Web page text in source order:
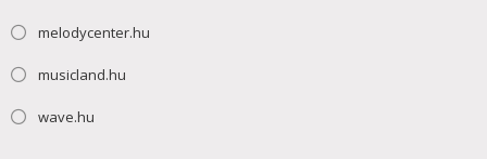
melodycenter.hu
musicland.hu
wave.hu